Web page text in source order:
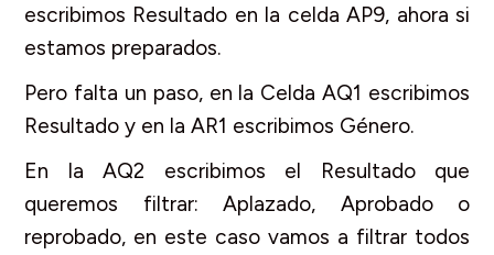
escribimos Resultado en la celda AP9, ahora si
estamos preparados.
Pero falta un paso, en la Celda AQ1 escribimos
Resultado y en la AR1 escribimos Género.
En la AQ2 escribimos el Resultado que
queremos filtrar: Aplazado, Aprobado o
reprobado, en este caso vamos a filtrar todos